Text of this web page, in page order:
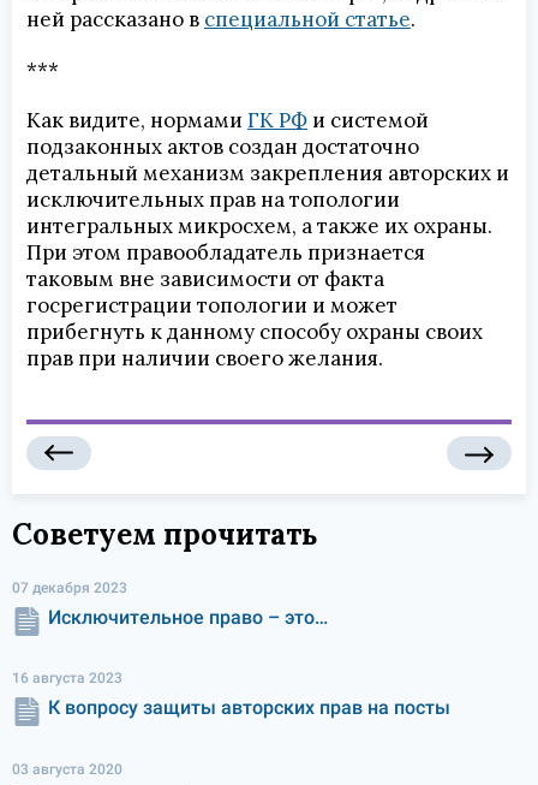
ней рассказано в специальной статье.
***
Как видите, нормами ГК РФ и системой
подзаконных актов создан достаточно
детальный механизм закрепления авторских и
исключительных прав на топологии
интегральных микросхем, а также их охраны.
При этом правообладатель признается
таковым вне зависимости от факта
госрегистрации топологии и может
прибегнуть к данному способу охраны своих
прав при наличии своего желания.
Советуем прочитать
07 декабря 2023
Исключительное право – это…
16 августа 2023
К вопросу защиты авторских прав на посты
03 августа 2020